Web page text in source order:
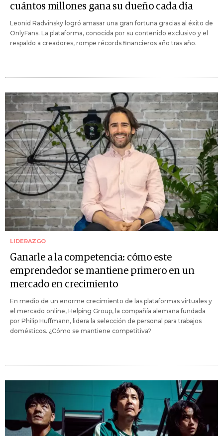
cuántos millones gana su dueño cada día
Leonid Radvinsky logró amasar una gran fortuna gracias al éxito de
OnlyFans. La plataforma, conocida por su contenido exclusivo y el
respaldo a creadores, rompe récords financieros año tras año.
LIDERAZGO
Ganarle a la competencia: cómo este
emprendedor se mantiene primero en un
mercado en crecimiento
En medio de un enorme crecimiento de las plataformas virtuales y
el mercado online, Helping Group, la compañía alemana fundada
por Philip Huffmann, lidera la selección de personal para trabajos
domésticos. ¿Cómo se mantiene competitiva?